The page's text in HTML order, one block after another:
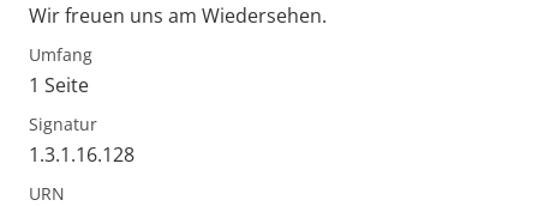
Wir freuen uns am Wiedersehen.
Umfang
1 Seite
Signatur
1.3.1.16.128
URN